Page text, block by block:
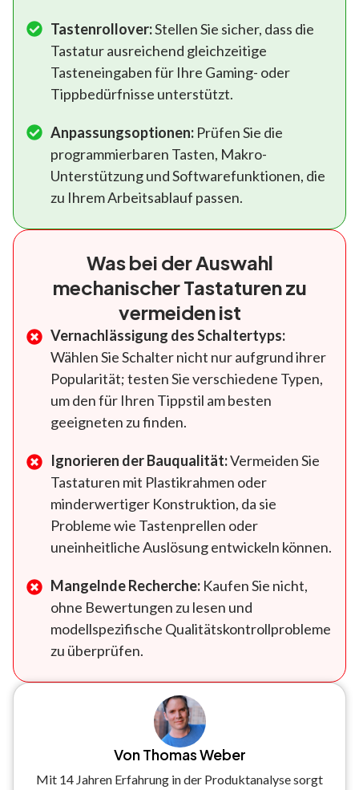
Tastenrollover:Stellen Sie sicher, dass die
Tastatur ausreichend gleichzeitige
Tasteneingaben für Ihre Gaming- oder
Tippbedürfnisse unterstützt.
Anpassungsoptionen: Prüfen Sie die
programmierbaren Tasten, Makro-
Unterstützung und Softwarefunktionen, die
zu Ihrem Arbeitsablauf passen.
Was bei der Auswahl
mechanischer Tastaturen zu
vermeiden ist
Vernachlässigung des Schaltertyps:
Wählen Sie Schalter nicht nur aufgrund ihrer
Popularität; testen Sie verschiedene Typen,
um den für Ihren Tippstil am besten
geeigneten zu finden.
Ignorieren der Bauqualität:Vermeiden Sie
Tastaturen mit Plastikrahmen oder
minderwertiger Konstruktion, da sie
Probleme wie Tastenprellen oder
uneinheitliche Auslösung entwickeln können.
Mangelnde Recherche: Kaufen Sie nicht,
ohne Bewertungen zu lesen und
modellspezifische Qualitätskontrollprobleme
zu überprüfen.
Von Thomas Weber
Mit 14 Jahren Erfahrung in der Produktanalyse sorgt